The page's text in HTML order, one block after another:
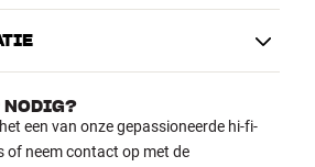
terwijl je van films en series met
waarmee je Bluesound multiroom
ruimtecorrectie en tweerichtings-
toevoegen. Een unieke en briljante
4.7
257 recensies
NODIG?
een van onze gepassioneerde hi-fi-
of neem contact op met de